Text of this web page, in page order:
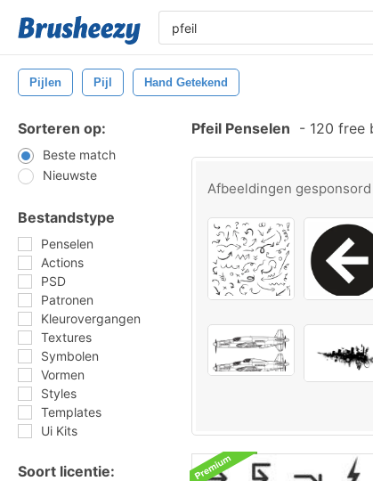
Pijlen Pijl Hand Getekend
Sorteren op:
Beste match
Nieuwste
Bestandstype
Penselen
Actions
PSD
Patronen
Kleurovergangen
Textures
Symbolen
Vormen
Styles
Templates
Ui Kits
Soort licentie:
Pfeil Penselen - 120 free
Afbeeldingen